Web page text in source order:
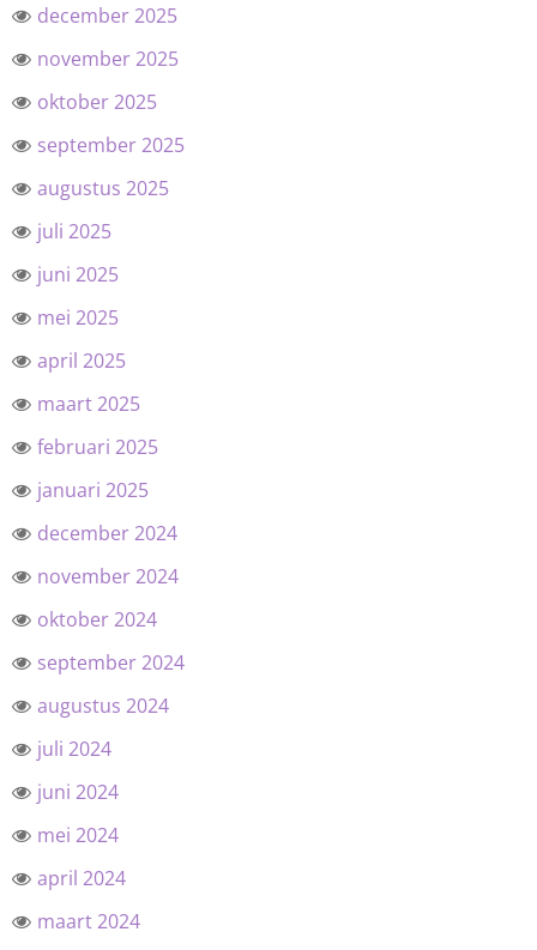
december 2025
november 2025
oktober 2025
september 2025
augustus 2025
juli 2025
juni 2025
mei 2025
april 2025
maart 2025
februari 2025
januari 2025
december 2024
november 2024
oktober 2024
september 2024
augustus 2024
juli 2024
juni 2024
mei 2024
april 2024
maart 2024